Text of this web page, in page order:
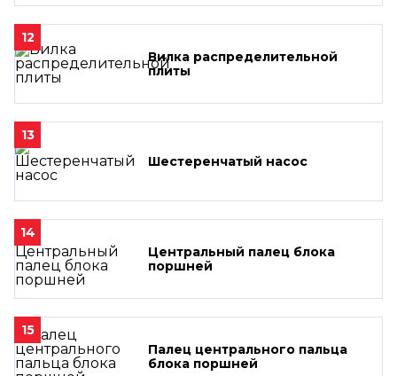
12
Вилка распределительной
плиты
13
Шестеренчатый насос
14
Центральный палец блока
поршней
15
Палец центрального пальца
блока поршней